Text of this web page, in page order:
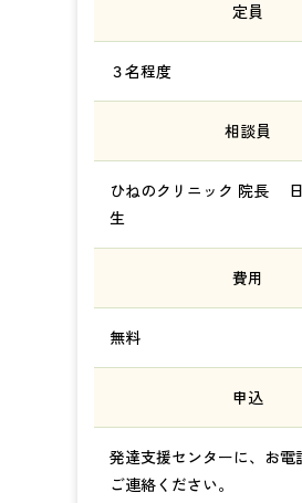
定員
３名程度
相談員
ひねのクリニック 院長
生
費用
無料
申込
発達支援センターに、お電
ご連絡ください。